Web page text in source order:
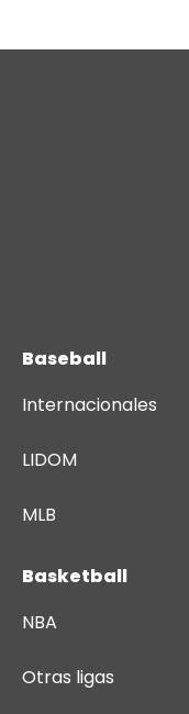
Baseball
Internacionales
LIDOM
MLB
Basketball
NBA
Otras ligas